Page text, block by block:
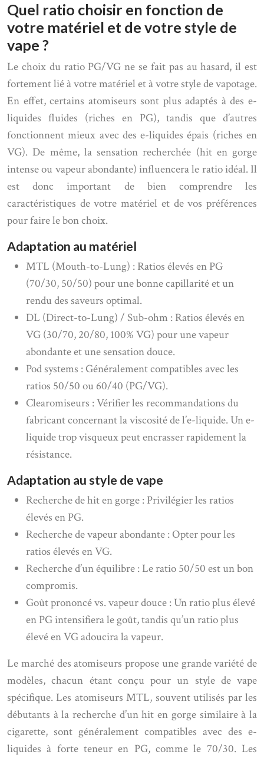
Quel ratio choisir en fonction de
votre matériel et de votre style de
vape ?
Le choix du ratio PG/VG ne se fait pas au hasard, il est
fortement lié à votre matériel et à votre style de vapotage.
En effet, certains atomiseurs sont plus adaptés à des e-
liquides fluides (riches en PG), tandis que d’autres
fonctionnent mieux avec des e-liquides épais (riches en
VG). De même, la sensation recherchée (hit en gorge
intense ou vapeur abondante) influencera le ratio idéal. Il
est donc important de bien comprendre les
caractéristiques de votre matériel et de vos préférences
pour faire le bon choix.
Adaptation au matériel
MTL (Mouth-to-Lung) : Ratios élevés en PG
(70/30, 50/50) pour une bonne capillarité et un
rendu des saveurs optimal.
DL (Direct-to-Lung) / Sub-ohm : Ratios élevés en
VG (30/70, 20/80, 100% VG) pour une vapeur
abondante et une sensation douce.
Pod systems : Généralement compatibles avec les
ratios 50/50 ou 60/40 (PG/VG).
Clearomiseurs : Vérifier les recommandations du
fabricant concernant la viscosité de l’e-liquide. Un e-
liquide trop visqueux peut encrasser rapidement la
résistance.
Adaptation au style de vape
Recherche de hit en gorge : Privilégier les ratios
élevés en PG.
Recherche de vapeur abondante : Opter pour les
ratios élevés en VG.
Recherche d’un équilibre : Le ratio 50/50 est un bon
compromis.
Goût prononcé vs. vapeur douce : Un ratio plus élevé
en PG intensifiera le goût, tandis qu’un ratio plus
élevé en VG adoucira la vapeur.
Le marché des atomiseurs propose une grande variété de
modèles, chacun étant conçu pour un style de vape
spécifique. Les atomiseurs MTL, souvent utilisés par les
débutants à la recherche d’un hit en gorge similaire à la
cigarette, sont généralement compatibles avec des e-
liquides à forte teneur en PG, comme le 70/30. Les